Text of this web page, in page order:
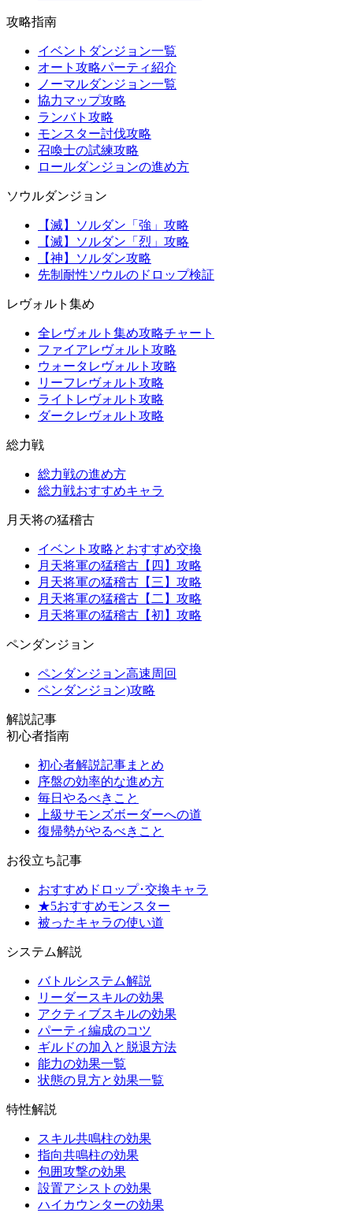
攻略指南
イベントダンジョン一覧
オート攻略パーティ紹介
ノーマルダンジョン一覧
協力マップ攻略
ランバト攻略
モンスター討伐攻略
召喚士の試練攻略
ロールダンジョンの進め方
ソウルダンジョン
【滅】ソルダン「強」攻略
【滅】ソルダン「烈」攻略
【神】ソルダン攻略
先制耐性ソウルのドロップ検証
レヴォルト集め
全レヴォルト集め攻略チャート
ファイアレヴォルト攻略
ウォータレヴォルト攻略
リーフレヴォルト攻略
ライトレヴォルト攻略
ダークレヴォルト攻略
総力戦
総力戦の進め方
総力戦おすすめキャラ
月天将の猛稽古
イベント攻略とおすすめ交換
月天将軍の猛稽古【四】攻略
月天将軍の猛稽古【三】攻略
月天将軍の猛稽古【二】攻略
月天将軍の猛稽古【初】攻略
ペンダンジョン
ペンダンジョン高速周回
ペンダンジョン)攻略
解説記事
初心者指南
初心者解説記事まとめ
序盤の効率的な進め方
毎日やるべきこと
上級サモンズボーダーへの道
復帰勢がやるべきこと
お役立ち記事
おすすめドロップ･交換キャラ
★5おすすめモンスター
被ったキャラの使い道
システム解説
バトルシステム解説
リーダースキルの効果
アクティブスキルの効果
パーティ編成のコツ
ギルドの加入と脱退方法
能力の効果一覧
状態の見方と効果一覧
特性解説
スキル共鳴柱の効果
指向共鳴柱の効果
包囲攻撃の効果
設置アシストの効果
ハイカウンターの効果